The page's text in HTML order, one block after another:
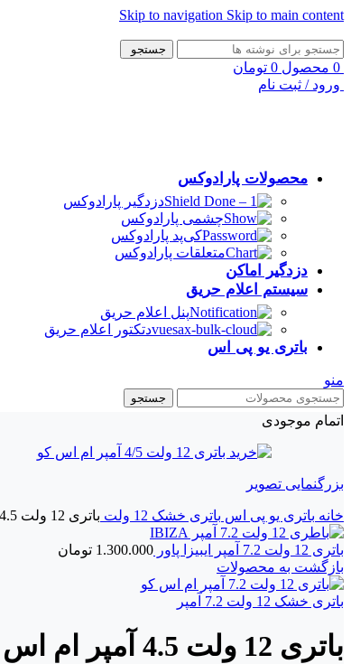
Skip to navigation Skip to main content
جستجو
0 محصول 0 تومان
ورود / ثبت نام
محصولات پارادوکس
دزدگیر پارادوکس
چشمی پارادوکس
کی‌پد پارادوکس
متعلقات پارادوکس
دزدگیر اماکن
سیستم اعلام حریق
پنل اعلام حریق
دتکتور اعلام حریق
باتری یو پی اس
منو
جستجو
اتمام موجودی
بزرگنمایی تصویر
خانه باتری یو پی اس باتری خشک 12 ولت باتری 12 ولت 4.5 آمپر ام اس کو
باتری 12 ولت 7.2 آمپر ایبیزا پاور 1.300.000 تومان
بازگشت به محصولات
باتری خشک 12 ولت 7.2 آمپر
باتری 12 ولت 4.5 آمپر ام اس کو